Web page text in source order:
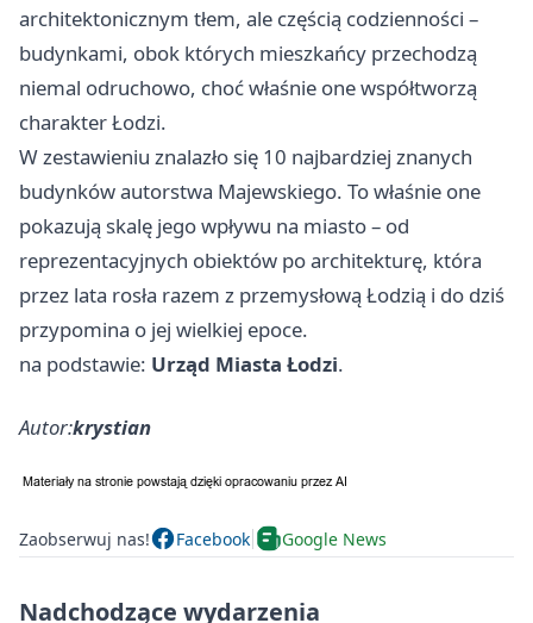
architektonicznym tłem, ale częścią codzienności –
budynkami, obok których mieszkańcy przechodzą
niemal odruchowo, choć właśnie one współtworzą
charakter Łodzi.
W zestawieniu znalazło się 10 najbardziej znanych
budynków autorstwa Majewskiego. To właśnie one
pokazują skalę jego wpływu na miasto – od
reprezentacyjnych obiektów po architekturę, która
przez lata rosła razem z przemysłową Łodzią i do dziś
przypomina o jej wielkiej epoce.
na podstawie: Urząd Miasta Łodzi.
Autor:krystian
Zaobserwuj nas! Facebook Google News
Nadchodzące wydarzenia